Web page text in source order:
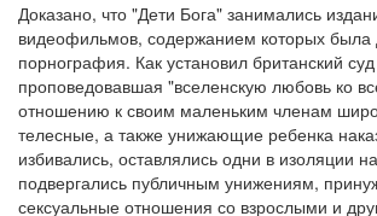
Доказано, что "Дети Бога" занимались
видеофильмов, содержанием которых была
порнография. Как установил британский
проповедовавшая "вселенскую любовь ко
отношению к своим маленьким членам
телесные, а также унижающие ребенка
избивались, оставлялись одни в изоляции
подвергались публичным унижениям,
сексуальные отношения со взрослыми и